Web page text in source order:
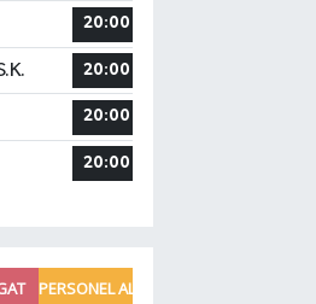
20:00
20:00
20:00
20:00